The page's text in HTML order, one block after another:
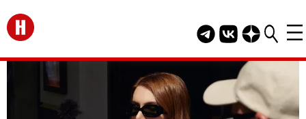
Перейти на главную
Telegram канал
Группа HELLO
Канал